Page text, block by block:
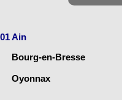
01 Ain
Bourg-en-Bresse
Oyonnax